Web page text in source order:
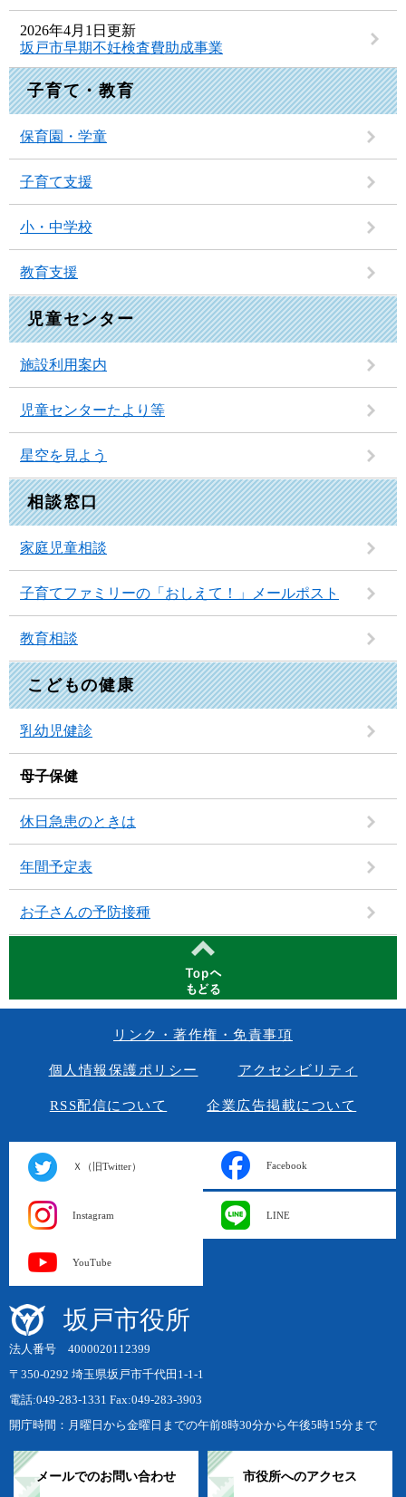
2026年4月1日更新
坂戸市早期不妊検査費助成事業
子育て・教育
保育園・学童
子育て支援
小・中学校
教育支援
児童センター
施設利用案内
児童センターたより等
星空を見よう
相談窓口
家庭児童相談
子育てファミリーの「おしえて！」メールポスト
教育相談
こどもの健康
乳幼児健診
母子保健
休日急患のときは
年間予定表
お子さんの予防接種
リンク・著作権・免責事項
個人情報保護ポリシー アクセシビリティ
RSS配信について 企業広告掲載について
Ｘ（旧Twitter） Facebook
Instagram LINE
YouTube
坂戸市役所
法人番号 4000020112399
〒350-0292 埼玉県坂戸市千代田1-1-1
電話:049-283-1331 Fax:049-283-3903
開庁時間：月曜日から金曜日までの午前8時30分から午後5時15分まで
メールでのお問い合わせ 市役所へのアクセス